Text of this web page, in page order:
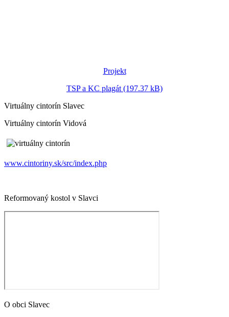
Projekt
TSP a KC plagát (197.37 kB)
Virtuálny cintorín Slavec
Virtuálny cintorín Vidová
www.cintoriny.sk/src/index.php
Reformovaný kostol v Slavci
O obci Slavec